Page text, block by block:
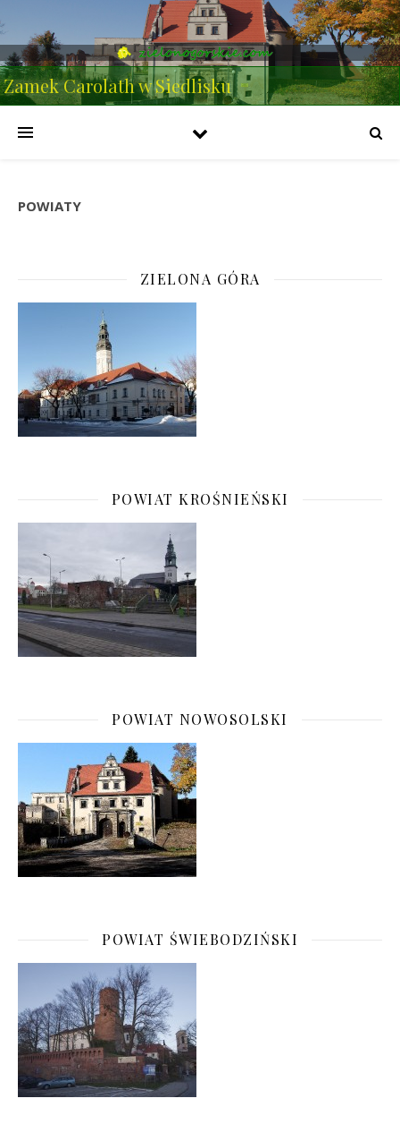
Zamek Carolath w Siedlisku
POWIATY
ZIELONA GÓRA
POWIAT KROŚNIEŃSKI
POWIAT NOWOSOLSKI
POWIAT ŚWIEBODZIŃSKI